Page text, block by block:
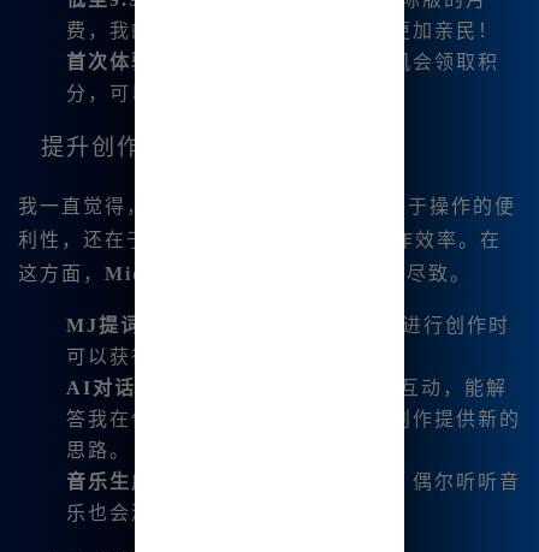
费，我的订阅成本大大降低，体验更加亲民！
首次体验送积分
：新用户注册后有机会领取积
分，可以免费绘图，极为划算。
提升创作的智能工具
我一直觉得，一个好的绘图工具不仅在于操作的便
利性，还在于能够结.合现代科技提高创作效率。在
这方面， Midjourney中文版 表现得淋漓尽致。
MJ提词器
：专为新手设计，让我在进行创作时
可以获得灵感和指导。
AI对话功能
：与内置的AI模型进行互动，能解
答我在使用过程中的疑惑，为我的创作提供新的
思路。
音乐生成功能
：结合我的艺术创作，偶尔听听音
乐也会激发我的灵感。